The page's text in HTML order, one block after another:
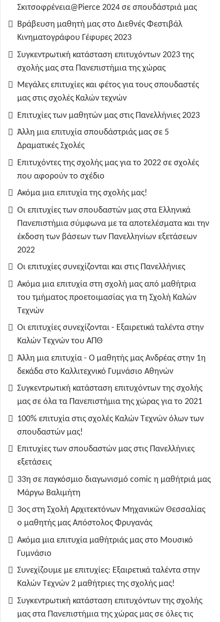
Σκιτσοφρένεια@Pierce 2024 σε σπουδάστριά μας
Βράβευση μαθητή μας στο Διεθνές Φεστιβάλ
Κινηματογράφου Γέφυρες 2023
Συγκεντρωτική κατάσταση επιτυχόντων 2023 της
σχολής μας στα Πανεπιστήμια της χώρας
Μεγάλες επιτυχίες και φέτος για τους σπουδαστές
μας στις σχολές Καλών τεχνών
Επιτυχίες των μαθητών μας στις Πανελλήνιες 2023
Άλλη μια επιτυχία σπουδάστριάς μας σε 5
Δραματικές Σχολές
Επιτυχόντες της σχολής μας για το 2022 σε σχολές
που αφορούν το σχέδιο
Ακόμα μια επιτυχία της σχολής μας!
Οι επιτυχίες των σπουδαστών μας στα Ελληνικά
Πανεπιστήμια σύμφωνα με τα αποτελέσματα και την
έκδοση των βάσεων των Πανελληνίων εξετάσεων
2022
Οι επιτυχίες συνεχίζονται και στις Πανελλήνιες
Ακόμα μια επιτυχία στη σχολή μας από μαθήτρια
του τμήματος προετοιμασίας για τη Σχολή Καλών
Τεχνών
Οι επιτυχίες συνεχίζονται - Εξαιρετικά ταλέντα στην
Καλών Τεχνών του ΑΠΘ
Άλλη μια επιτυχία - Ο μαθητής μας Ανδρέας στην 1η
δεκάδα στο Καλλιτεχνικό Γυμνάσιο Αθηνών
Συγκεντρωτική κατάσταση επιτυχόντων της σχολής
μας σε όλα τα Πανεπιστήμια της χώρας για το 2021
100% επιτυχία στις σχολές Καλών Τεχνών όλων των
σπουδαστών μας!
Επιτυχίες των σπουδαστών μας στις Πανελλήνιες
εξετάσεις
33η σε παγκόσμιο διαγωνισμό comic η μαθήτριά μας
Μάργω Βαλιμήτη
3ος στη Σχολή Αρχιτεκτόνων Μηχανικών Θεσσαλίας
ο μαθητής μας Απόστολος Φρυγανάς
Ακόμα μια επιτυχία μαθήτριάς μας στο Μουσικό
Γυμνάσιο
Συνεχίζουμε με επιτυχίες: Εξαιρετικά ταλέντα στην
Καλών Τεχνών 2 μαθήτριες της σχολής μας!
Συγκεντρωτική κατάσταση επιτυχόντων της σχολής
μας στα Πανεπιστήμια της χώρας μας σε όλες τις